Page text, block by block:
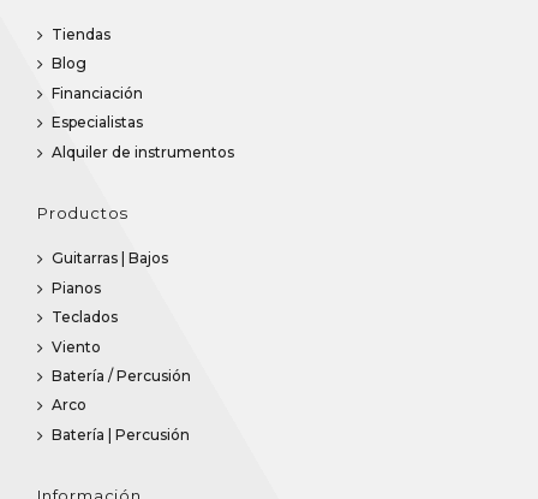
Tiendas
Blog
Financiación
Especialistas
Alquiler de instrumentos
Productos
Guitarras | Bajos
Pianos
Teclados
Viento
Batería / Percusión
Arco
Batería | Percusión
Información